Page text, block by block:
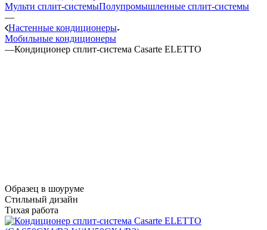
Мульти сплит-системыПолупромышленные сплит-системы
—
Настенные кондиционеры
Мобильные кондиционеры
—Кондиционер сплит-система Casarte ELETTO
Образец в шоуруме
Стильный дизайн
Тихая работа